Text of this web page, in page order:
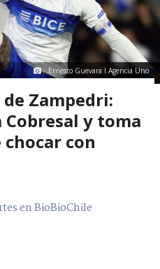
Ernesto Guevara I Agencia Uno
Zampedri:
y toma
con
en BioBioChile